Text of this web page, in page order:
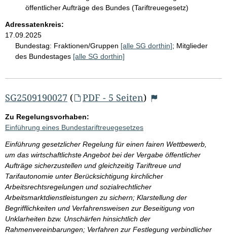
e
öffentlicher Aufträge des Bundes (Tariftreuegesetz)
Adressatenkreis:
17.09.2025
Bundestag: Fraktionen/Gruppen [alle SG dorthin]; Mitglieder
des Bundestages [alle SG dorthin]
SG2509190027 ( PDF - 5 Seiten)
Zu Regelungsvorhaben:
Einführung eines Bundestariftreuegesetzes
Einführung gesetzlicher Regelung für einen fairen Wettbewerb,
um das wirtschaftlichste Angebot bei der Vergabe öffentlicher
Aufträge sicherzustellen und gleichzeitig Tariftreue und
Tarifautonomie unter Berücksichtigung kirchlicher
Arbeitsrechtsregelungen und sozialrechtlicher
Arbeitsmarktdienstleistungen zu sichern; Klarstellung der
Begrifflichkeiten und Verfahrensweisen zur Beseitigung von
Unklarheiten bzw. Unschärfen hinsichtlich der
Rahmenvereinbarungen; Verfahren zur Festlegung verbindlicher